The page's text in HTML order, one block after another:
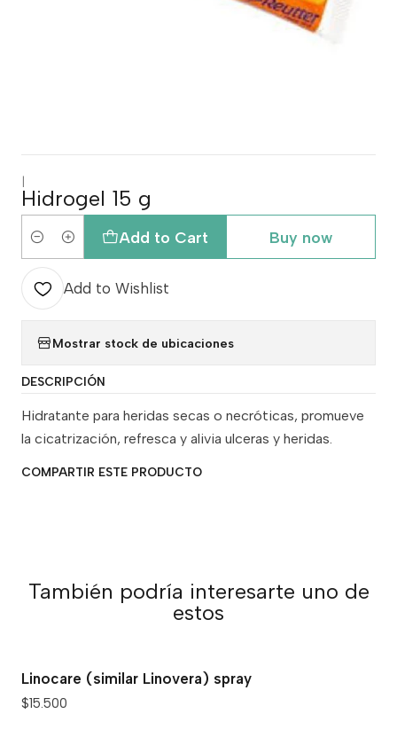
Hidrogel 15 g
Quantity
Add to Cart Buy now
Add to Wishlist
Mostrar stock de ubicaciones
DESCRIPCIÓN
Hidratante para heridas secas o necróticas, promueve
la cicatrización, refresca y alivia ulceras y heridas.
COMPARTIR ESTE PRODUCTO
También podría interesarte uno de
estos
Linocare (similar Linovera) spray
$15.500